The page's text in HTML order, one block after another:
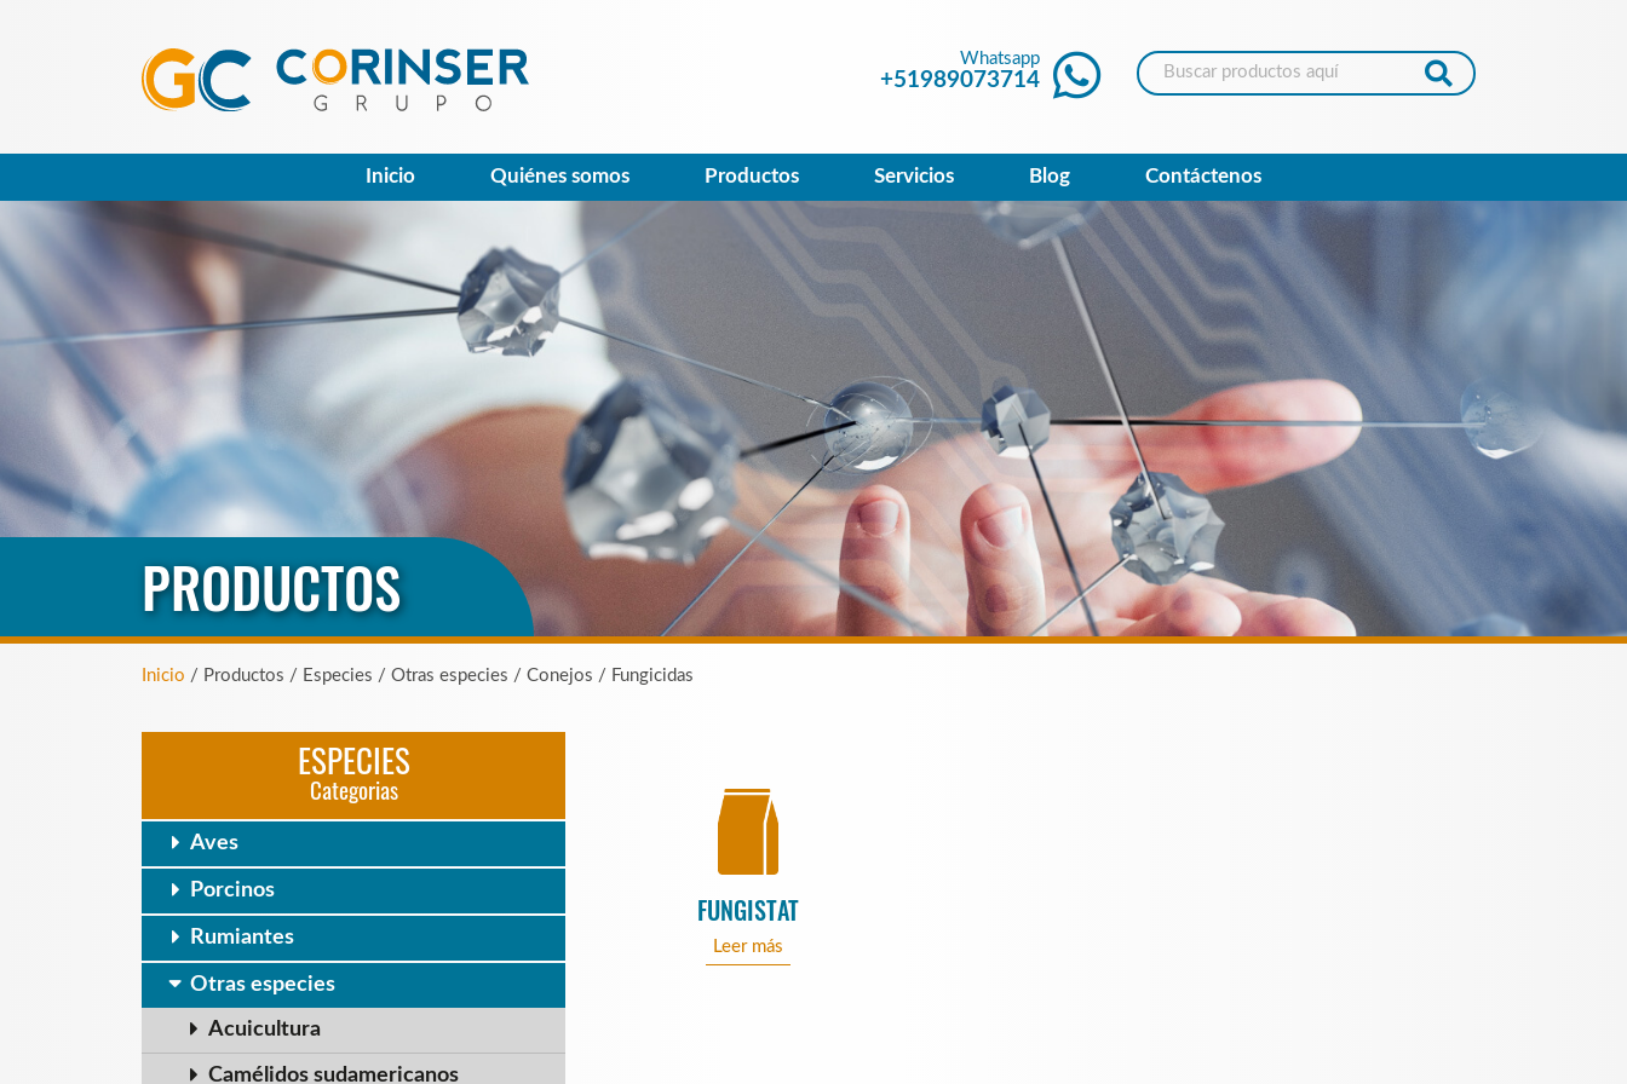
Whatsapp
+51989073714
Inicio Quiénes somos Productos Servicios Blog Contáctenos
PRODUCTOS
Inicio / Productos / Especies / Otras especies / Conejos / Fungicidas
ESPECIES
Categorias
Aves
Porcinos
Rumiantes
Otras especies
Acuicultura
Camélidos sudamericanos
FUNGISTAT
Leer más